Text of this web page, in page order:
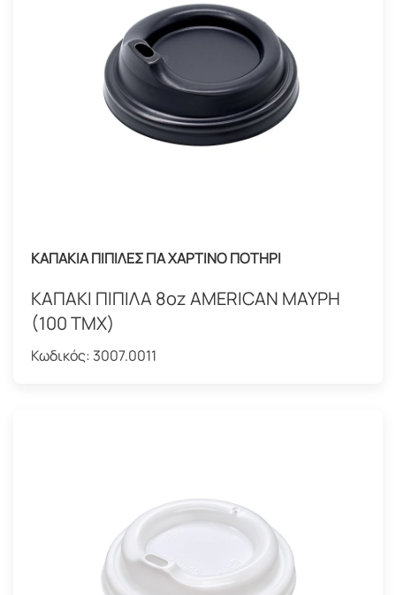
ΚΑΠΑΚΙΑ ΠΙΠΙΛΕΣ ΓΙΑ ΧΑΡΤΙΝΟ ΠΟΤΗΡΙ
ΚΑΠΑΚΙ ΠΙΠΙΛΑ 8oz AMERICAN ΜΑΥΡΗ
(100 ΤΜΧ)
Κωδικός: 3007.0011